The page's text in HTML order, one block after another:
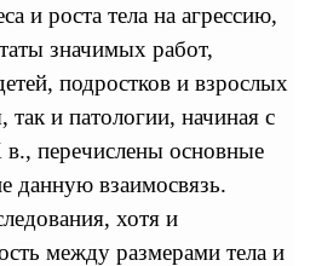
и роста тела на агрессию,
значимых работ,
подростков и взрослых
и патологии, начиная с
перечислены основные
данную взаимосвязь.
хотя и
между размерами тела и